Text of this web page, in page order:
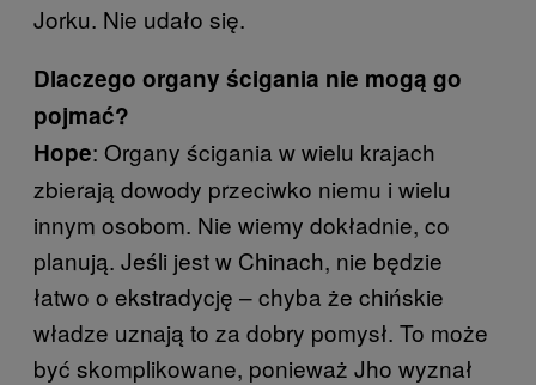
Jorku. Nie udało się.
Dlaczego organy ścigania nie mogą go
pojmać?
Hope: Organy ścigania w wielu krajach
zbierają dowody przeciwko niemu i wielu
innym osobom. Nie wiemy dokładnie, co
planują. Jeśli jest w Chinach, nie będzie
łatwo o ekstradycję – chyba że chińskie
władze uznają to za dobry pomysł. To może
być skomplikowane, ponieważ Jho wyznał